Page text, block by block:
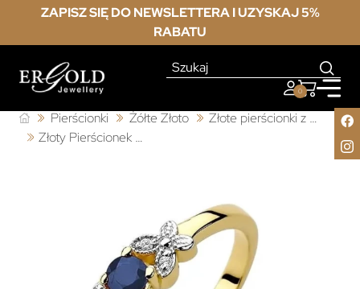
ZAPISZ SIĘ DO NEWSLETTERA I UZYSKAJ 5%
RABATU
0
Pierścionki Żółte Złoto
Złote pierścionki z szafirem
Złoty Pierścionek 585 z diamentem szafir 0,15ct